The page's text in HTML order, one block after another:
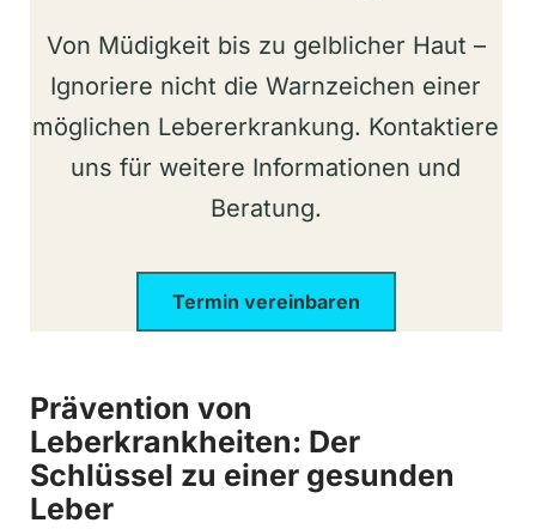
Von Müdigkeit bis zu gelblicher Haut –
Ignoriere nicht die Warnzeichen einer
möglichen Lebererkrankung. Kontaktiere
uns für weitere Informationen und
Beratung.
Termin vereinbaren
Prävention von
Leberkrankheiten: Der
Schlüssel zu einer gesunden
Leber